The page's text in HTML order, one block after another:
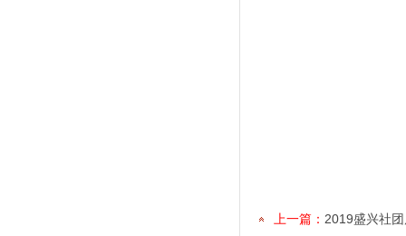
上一篇： 2019盛兴社